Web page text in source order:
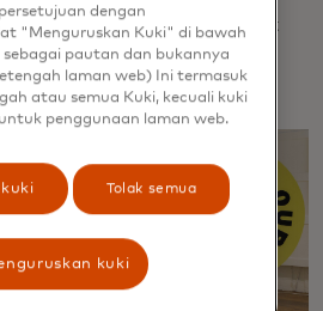
mencakup lapangan rumput
sepatu.
dengan
"Menguruskan Kuki" di bawah
sebagai pautan dan bukannya
laman web) Ini termasuk
atau semua Kuki, kecuali kuki
penggunaan laman web.
Tolak semua
kuki